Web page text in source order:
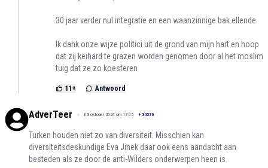
30 jaar verder nul integratie en een waanzinnige bak ellende
Ik dank onze wijze politici uit de grond van mijn hart en hoop
dat zij keihard te grazen worden genomen door al het moslim
tuig dat ze zo koesteren
11 + Antwoord
AdverTeer 03 oktober 2024 om 17:05 + 34376
Turken houden niet zo van diversiteit. Misschien kan
diversiteitsdeskundige Eva Jinek daar ook eens aandacht aan
besteden als ze door de anti-Wilders onderwerpen heen is.